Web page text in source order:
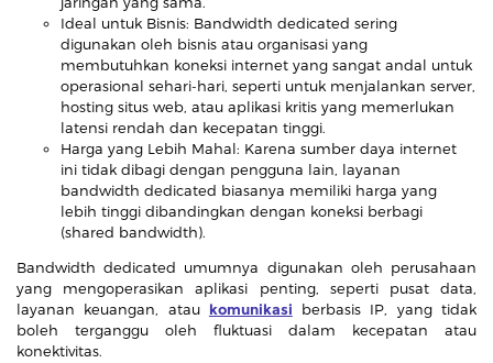
Ideal untuk Bisnis: Bandwidth dedicated sering
digunakan oleh bisnis atau organisasi yang
membutuhkan koneksi internet yang sangat andal untuk
operasional sehari-hari, seperti untuk menjalankan server,
hosting situs web, atau aplikasi kritis yang memerlukan
latensi rendah dan kecepatan tinggi.
Harga yang Lebih Mahal: Karena sumber daya internet
ini tidak dibagi dengan pengguna lain, layanan
bandwidth dedicated biasanya memiliki harga yang
lebih tinggi dibandingkan dengan koneksi berbagi
(shared bandwidth).
Bandwidth dedicated umumnya digunakan oleh perusahaan
yang mengoperasikan aplikasi penting, seperti pusat data,
layanan keuangan, atau komunikasi berbasis IP, yang tidak
boleh terganggu oleh fluktuasi dalam kecepatan atau
konektivitas.